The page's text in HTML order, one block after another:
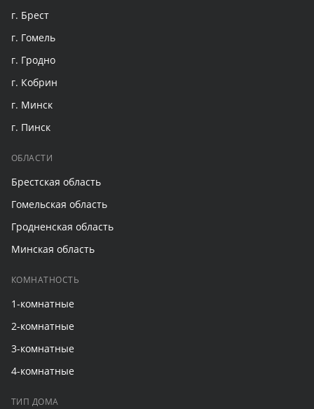
г. Брест
г. Гомель
г. Гродно
г. Кобрин
г. Минск
г. Пинск
ОБЛАСТИ
Брестская область
Гомельская область
Гродненская область
Минская область
КОМНАТНОСТЬ
1-комнатные
2-комнатные
3-комнатные
4-комнатные
ТИП ДОМА